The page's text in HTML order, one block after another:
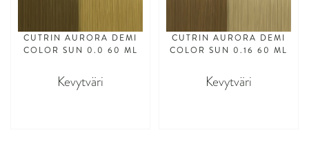
CUTRIN AURORA DEMI
COLOR SUN 0.0 60 ML
Kevytväri
CUTRIN AURORA DEMI
COLOR SUN 0.16 60 ML
Kevytväri